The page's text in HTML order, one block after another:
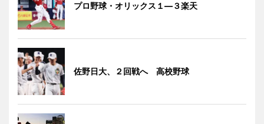
プロ野球・オリックス１―３楽天
佐野日大、２回戦へ 高校野球